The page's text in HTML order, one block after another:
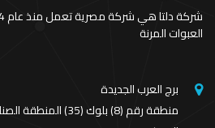
العبوات المرنة
برج العرب الجديدة
منطقة رقم (8) بلوك (35) المنطقة الصناعية الثانية